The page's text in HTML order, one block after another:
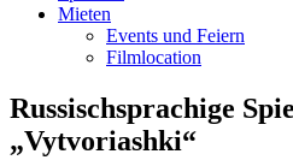
Mieten
Events und Feiern
Filmlocation
Russischsprachige
„Vytvoriashki“